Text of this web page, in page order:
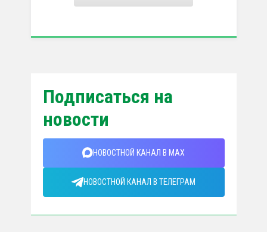
Подписаться на
новости
НОВОСТНОЙ КАНАЛ В MAX
НОВОСТНОЙ КАНАЛ В ТЕЛЕГРАМ